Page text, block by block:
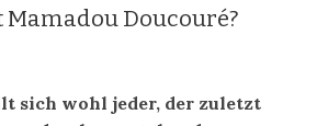
Mamadou Doucouré?
sich wohl jeder, der zuletzt